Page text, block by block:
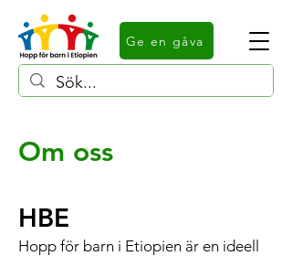
Ge en gåva
Om oss
HBE
Hopp för barn i Etiopien är en ideell